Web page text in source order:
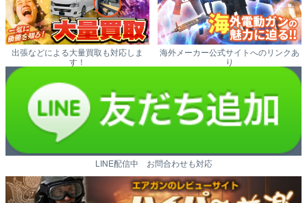
出張などによる大量買取も対応しま
す！
海外メーカー公式サイトへのリンクあ
り
LINE配信中 お問合わせも対応